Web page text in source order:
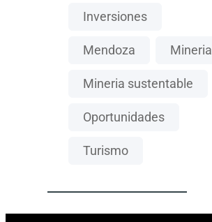
Inversiones
Mendoza Mineria
Mineria sustentable
Oportunidades
Turismo